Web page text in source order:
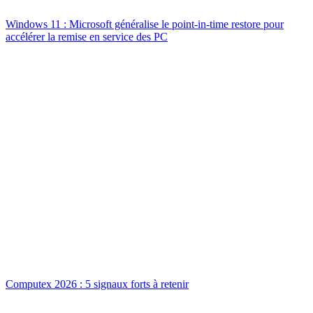
Windows 11 : Microsoft généralise le point-in-time restore pour
accélérer la remise en service des PC
Computex 2026 : 5 signaux forts à retenir